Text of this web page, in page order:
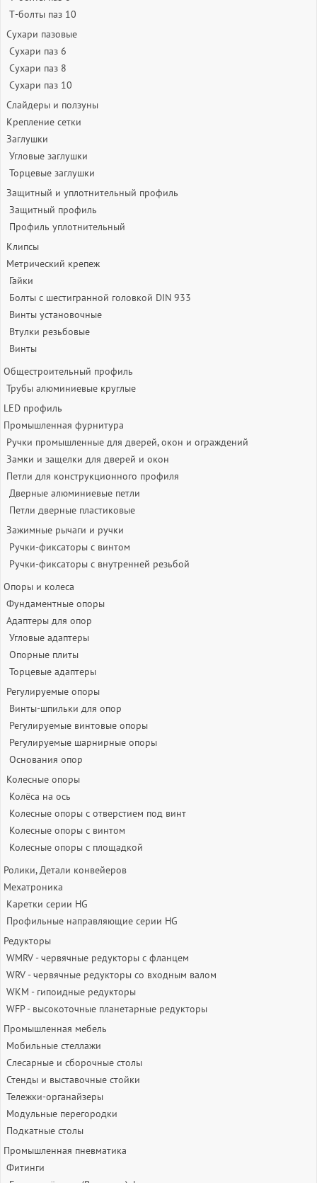
Т-болты паз 10
Сухари пазовые
Сухари паз 6
Сухари паз 8
Сухари паз 10
Слайдеры и ползуны
Крепление сетки
Заглушки
Угловые заглушки
Торцевые заглушки
Защитный и уплотнительный профиль
Защитный профиль
Профиль уплотнительный
Клипсы
Метрический крепеж
Гайки
Болты с шестигранной головкой DIN 933
Винты установочные
Втулки резьбовые
Винты
Общестроительный профиль
Трубы алюминиевые круглые
LED профиль
Промышленная фурнитура
Ручки промышленные для дверей, окон и ограждений
Замки и защелки для дверей и окон
Петли для конструкционного профиля
Дверные алюминиевые петли
Петли дверные пластиковые
Зажимные рычаги и ручки
Ручки-фиксаторы c винтом
Ручки-фиксаторы c внутренней резьбой
Опоры и колеса
Фундаментные опоры
Адаптеры для опор
Угловые адаптеры
Опорные плиты
Торцевые адаптеры
Регулируемые опоры
Винты-шпильки для опор
Регулируемые винтовые опоры
Регулируемые шарнирные опоры
Основания опор
Колесные опоры
Колёса на ось
Колесные опоры с отверстием под винт
Колесные опоры с винтом
Колесные опоры с площадкой
Ролики, Детали конвейеров
Мехатроника
Каретки серии HG
Профильные направляющие серии HG
Редукторы
WMRV - червячные редукторы с фланцем
WRV - червячные редукторы со входным валом
WKM - гипоидные редукторы
WFP - высокоточные планетарные редукторы
Промышленная мебель
Мобильные стеллажи
Слесарные и сборочные столы
Стенды и выставочные стойки
Тележки-органайзеры
Модульные перегородки
Подкатные столы
Промышленная пневматика
Фитинги